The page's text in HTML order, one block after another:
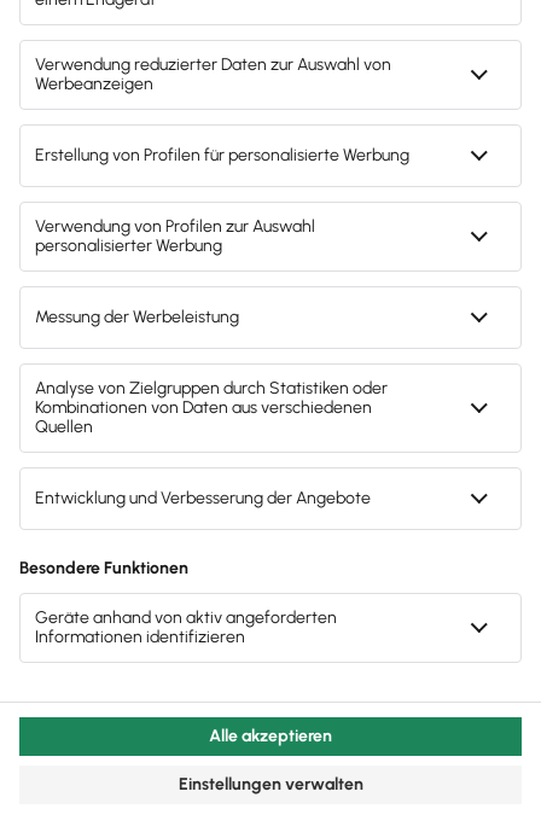
wird.“
Wenn du als Freelancerkeinen Auftrag ablehnen
kannst, feste Arbeitszeiten einhaltenmusst oder
sogar in den
Räumen des Kunden arbeiten
Scheinarbeitsverhältnis.
Tipp
Freelancer gelten alsSelbstständigeund
werden vonBanken auch als solche
behandelt.
Kredit oder die Eröffnung eines
Geschäftskontos,müssen sie nachweisen,
dass sieordnungsgemäß beim Finanzamt
registriertsind und eine Geschäftsadresse
besitzen. Am besten solltest du einen
Businessplanbereithalten. Damit beweist du
Seriosität und kannst Banken leichter für eine
Kreditzusage gewinnen.
Businessplan eines Freelancers